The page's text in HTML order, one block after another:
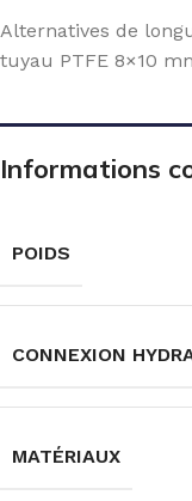
Alternatives de
tuyau PTFE 8×10
Informations
POIDS
CONNEXION
MATÉRIAUX